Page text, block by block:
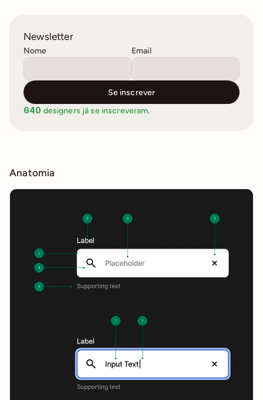
Newsletter
Nome Email
Se inscrever
640 designers já se inscreveram.
Anatomia